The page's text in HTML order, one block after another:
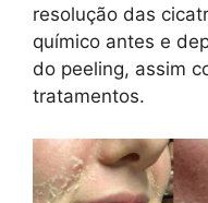
resolução das
químico antes e
do peeling, assim
tratamentos.